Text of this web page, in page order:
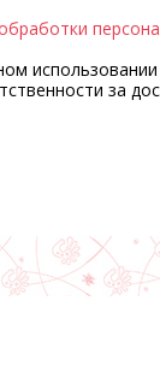
за